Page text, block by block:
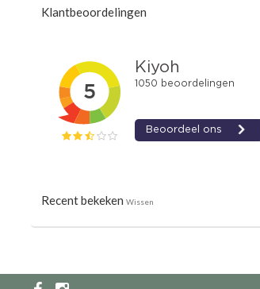
Klantbeoordelingen
Recent bekeken Wissen